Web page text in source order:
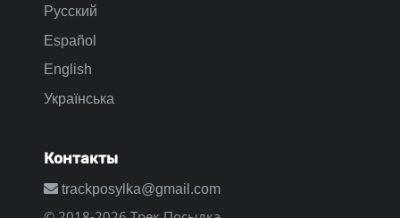
Русский
Español
English
Українська
Контакты
trackposylka@gmail.com